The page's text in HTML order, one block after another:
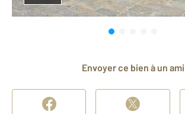
Envoyer ce bien à un ami